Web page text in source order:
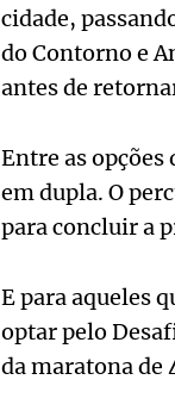
cidade,
do Contorno e
antes de
Entre as
em dupla. O
para concluir a
E para aqueles
optar pelo
da maratona de